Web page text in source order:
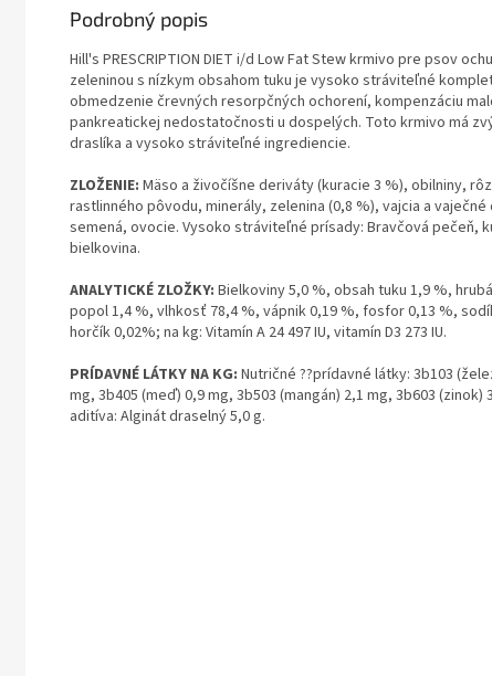
Podrobný popis
Hill's PRESCRIPTION DIET i/d Low Fat Stew krmivo pre psov
zeleninou s nízkym obsahom tuku je vysoko stráviteľné
obmedzenie črevných resorpčných ochorení, kompenzáciu
pankreatickej nedostatočnosti u dospelých. Toto krmivo má
draslíka a vysoko stráviteľné ingrediencie.
ZLOŽENIE: Mäso a živočíšne deriváty (kuracie 3 %), obilniny,
rastlinného pôvodu, minerály, zelenina (0,8 %), vajcia a
semená, ovocie. Vysoko stráviteľné prísady: Bravčová pečeň,
bielkovina.
ANALYTICKÉ ZLOŽKY: Bielkoviny 5,0 %, obsah tuku 1,9 %,
popol 1,4 %, vlhkosť 78,4 %, vápnik 0,19 %, fosfor 0,13 %,
horčík 0,02%; na kg: Vitamín A 24 497 IU, vitamín D3 273 IU.
PRÍDAVNÉ LÁTKY NA KG: Nutričné ??prídavné látky: 3b103
mg, 3b405 (meď) 0,9 mg, 3b503 (mangán) 2,1 mg, 3b603 (zinok)
aditíva: Alginát draselný 5,0 g.